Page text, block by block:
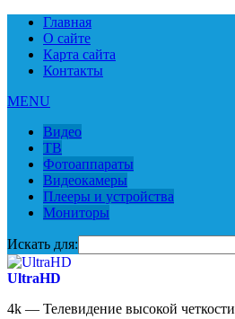
Главная
О сайте
Карта сайта
Контакты
MENU
Видео
ТВ
Фотоаппараты
Видеокамеры
Плееры и устройства
Мониторы
Искать для:
UltraHD
4k — Телевидение высокой четкости